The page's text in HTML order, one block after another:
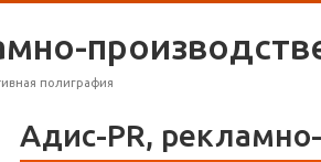
полиграфия
Адис-PR,